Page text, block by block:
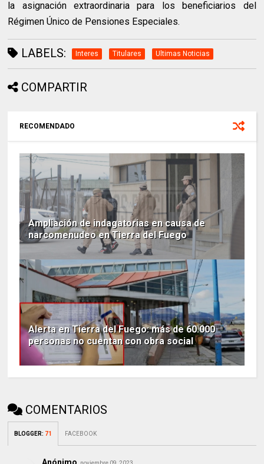
la asignación extraordinaria para los beneficiarios del
Régimen Único de Pensiones Especiales.
LABELS: Interes Titulares Ultimas Noticias
COMPARTIR
RECOMENDADO
Ampliación de indagatorias en causa de
narcomenudeo en Tierra del Fuego
Alerta en Tierra del Fuego: más de 60.000
personas no cuentan con obra social
COMENTARIOS
BLOGGER: 71 FACEBOOK